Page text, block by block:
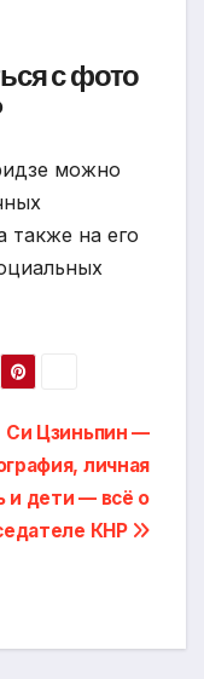
с фото
можно
также на его
Си Цзиньпин —
личная
и дети — всё о
КНР